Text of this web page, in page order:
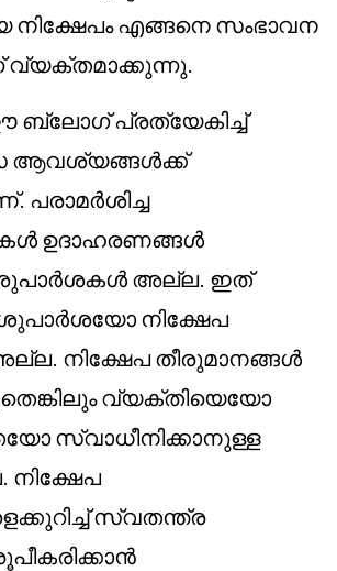
നിക്ഷേപം എങ്ങനെ സംഭാവന
വ്യക്തമാക്കുന്നു.
ബ്ലോഗ് പ്രത്യേകിച്ച്
ആവശ്യങ്ങൾക്ക്
ഉദാഹരണങ്ങൾ
അല്ല. ഇത്
നിക്ഷേപ
നിക്ഷേപ തീരുമാനങ്ങൾ
വ്യക്തിയെയോ
സ്വാധീനിക്കാനുള്ള
നിക്ഷേപ
സ്വതന്ത്ര